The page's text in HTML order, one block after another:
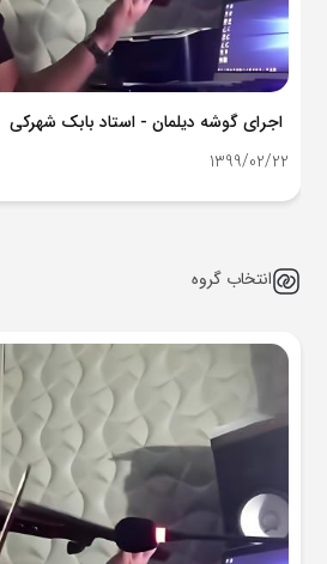
اجرای گوشه دیلمان - استاد بابک شهرکی
1399/02/22
انتخاب گروه